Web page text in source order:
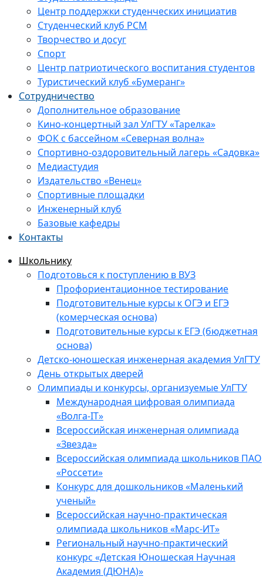
Центр поддержки студенческих инициатив
Студенческий клуб РСМ
Творчество и досуг
Спорт
Центр патриотического воспитания студентов
Туристический клуб «Бумеранг»
Сотрудничество
Дополнительное образование
Кино-концертный зал УлГТУ «Тарелка»
ФОК с бассейном «Северная волна»
Спортивно-оздоровительный лагерь «Садовка»
Медиастудия
Издательство «Венец»
Спортивные площадки
Инженерный клуб
Базовые кафедры
Контакты
Школьнику
Подготовься к поступлению в ВУЗ
Профориентационное тестирование
Подготовительные курсы к ОГЭ и ЕГЭ
(комерческая основа)
Подготовительные курсы к ЕГЭ (бюджетная
основа)
Детско-юношеская инженерная академия УлГТУ
День открытых дверей
Олимпиады и конкурсы, организуемые УлГТУ
Международная цифровая олимпиада
«Волга-IT»
Всероссийская инженерная олимпиада
«Звезда»
Всероссийская олимпиада школьников ПАО
«Россети»
Конкурс для дошкольников «Маленький
ученый»
Всероссийская научно-практическая
олимпиада школьников «Марс-ИТ»
Региональный научно-практический
конкурс «Детская Юношеская Научная
Академия (ДЮНА)»